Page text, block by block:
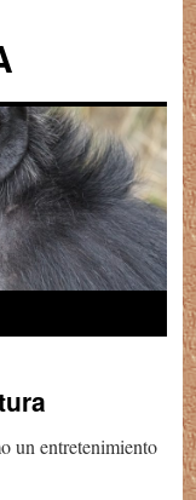
un entretenimiento